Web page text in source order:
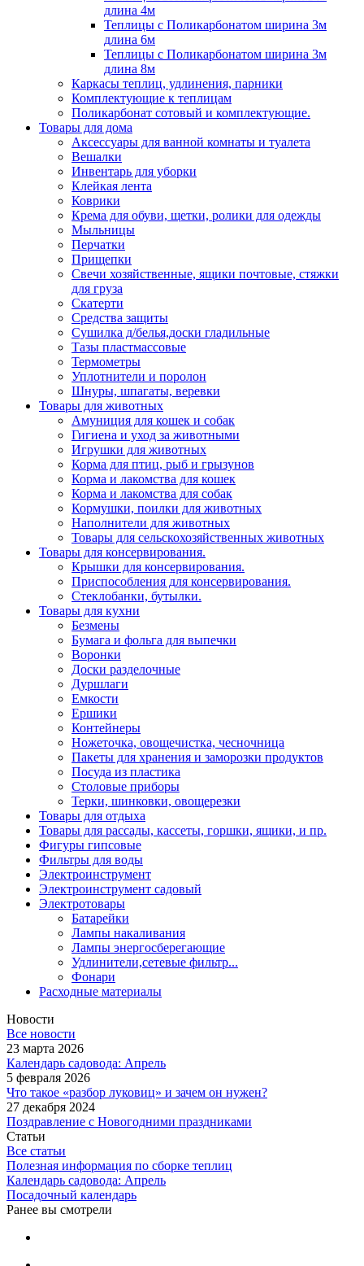
длина 4м
Теплицы с Поликарбонатом ширина 3м
длина 6м
Теплицы с Поликарбонатом ширина 3м
длина 8м
Каркасы теплиц, удлинения, парники
Комплектующие к теплицам
Поликарбонат сотовый и комплектующие.
Товары для дома
Аксессуары для ванной комнаты и туалета
Вешалки
Инвентарь для уборки
Клейкая лента
Коврики
Крема для обуви, щетки, ролики для одежды
Мыльницы
Перчатки
Прищепки
Свечи хозяйственные, ящики почтовые, стяжки
для груза
Скатерти
Средства защиты
Сушилка д/белья,доски гладильные
Тазы пластмассовые
Термометры
Уплотнители и поролон
Шнуры, шпагаты, веревки
Товары для животных
Амуниция для кошек и собак
Гигиена и уход за животными
Игрушки для животных
Корма для птиц, рыб и грызунов
Корма и лакомства для кошек
Корма и лакомства для собак
Кормушки, поилки для животных
Наполнители для животных
Товары для сельскохозяйственных животных
Товары для консервирования.
Крышки для консервирования.
Приспособления для консервирования.
Стеклобанки, бутылки.
Товары для кухни
Безмены
Бумага и фольга для выпечки
Воронки
Доски разделочные
Дуршлаги
Емкости
Ершики
Контейнеры
Ножеточка, овощечистка, чесночница
Пакеты для хранения и заморозки продуктов
Посуда из пластика
Столовые приборы
Терки, шинковки, овощерезки
Товары для отдыха
Товары для рассады, кассеты, горшки, ящики, и пр.
Фигуры гипсовые
Фильтры для воды
Электроинструмент
Электроинструмент садовый
Электротовары
Батарейки
Лампы накаливания
Лампы энергосберегающие
Удлинители,сетевые фильтр...
Фонари
Расходные материалы
Новости
Все новости
23 марта 2026
Календарь садовода: Апрель
5 февраля 2026
Что такое «разбор луковиц» и зачем он нужен?
27 декабря 2024
Поздравление с Новогодними праздниками
Статьи
Все статьи
Полезная информация по сборке теплиц
Календарь садовода: Апрель
Посадочный календарь
Ранее вы смотрели